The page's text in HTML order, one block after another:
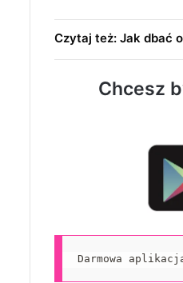
Czytaj też: Jak dbać
Chcesz
Darmowa